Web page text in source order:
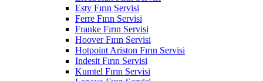
Esty Fırın Servisi
Ferre Fırın Servisi
Franke Fırın Servisi
Hoover Fırın Servisi
Hotpoint Ariston Fırın Servisi
Indesit Fırın Servisi
Kumtel Fırın Servisi